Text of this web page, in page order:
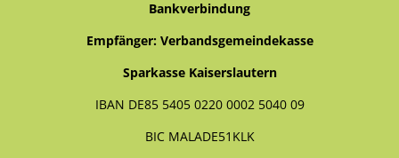
Bankverbindung
Empfänger: Verbandsgemeindekasse
Sparkasse Kaiserslautern
IBAN DE85 5405 0220 0002 5040 09
BIC MALADE51KLK